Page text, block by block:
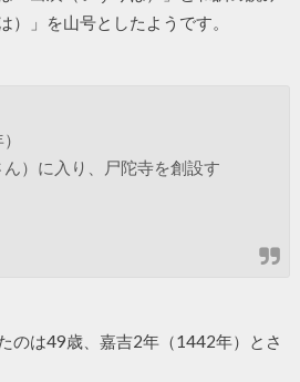
）」を山号としたようです。
）に入り、尸陀寺を創設す
のは49歳、嘉吉2年（1442年）とさ